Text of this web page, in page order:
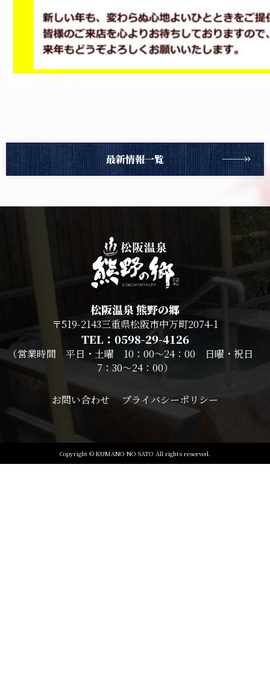
最新情報一覧
松阪温泉 熊野の郷
〒519-2143三重県松阪市中万町2074-1
TEL：0598-29-4126
（営業時間 平日・土曜 10：00～24：00 日曜・祝日
7：30～24：00）
お問い合わせ プライバシーポリシー
Copyright © KUMANO NO SATO All rights reserved.